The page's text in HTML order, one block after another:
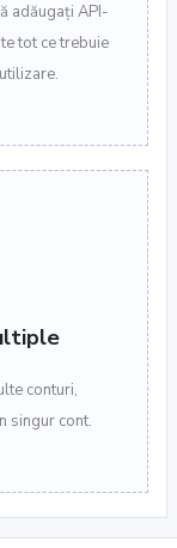
adăugați API-
tot ce trebuie
conturi,
singur cont.